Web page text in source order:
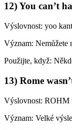
12) You can’t
Výslovnost: yoo
Význam: Nemůžete
Použijte, když:
13) Rome
Výslovnost: ROHM
Význam: Velké